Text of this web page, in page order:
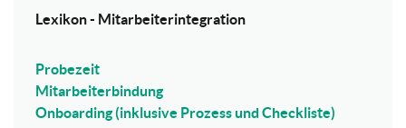
Lexikon - Mitarbeiterintegration
Probezeit
Mitarbeiterbindung
Onboarding (inklusive Prozess und Checkliste)